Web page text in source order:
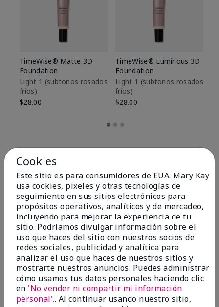
TimeWise® Matte 3D
Foundation
Light 1​ (subtonos rosados
fríos)
$28.00
TimeWise® Luminous 3D
Foundation
Light 1​ (subtonos rosados
fríos)
$28.00
OPINIONES
4.8
Cookies
Este sitio es para consumidores de EUA. Mary Kay
usa cookies, pixeles y otras tecnologías de
seguimiento en sus sitios electrónicos para
propósitos operativos, analíticos y de mercadeo,
incluyendo para mejorar la experiencia de tu
sitio. Podríamos divulgar información sobre el
uso que haces del sitio con nuestros socios de
redes sociales, publicidad y analítica para
analizar el uso que haces de nuestros sitios y
mostrarte nuestros anuncios. Puedes administrar
cómo usamos tus datos personales haciendo clic
en 'No vender ni compartir mi información
personal'.. Al continuar usando nuestro sitio,